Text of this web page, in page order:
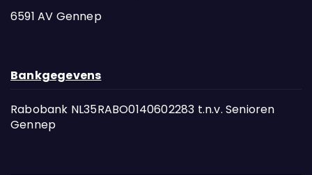
6591 AV Gennep
Bankgegevens
Rabobank NL35RABO0140602283 t.n.v. Senioren
Gennep